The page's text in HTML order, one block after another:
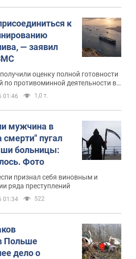
к
— заявил
оценку полной готовности
противоминной деятельности в
01:46 1,0 т.
мужчина в
пугал
больницы:
Фото
признал себя виновным и
ряда преступлений
01:34 522
Польше
дело о